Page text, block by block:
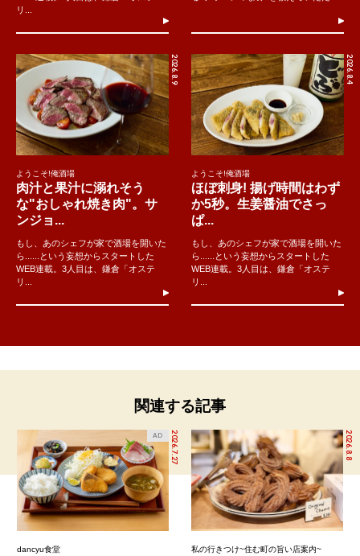
リ...
2026.8.9
ようこそ!俺酒場
肉汁と果汁に溺れそう
な"おしゃれ焼き肉"。サ
ンジョ...
もし、あのシェフが家で酒場を開いた
ら......という妄想からスタートした
WEB連載。3人目は、鎌倉「オステ
リ...
2026.8.4
ようこそ!俺酒場
ほぼ刺身! 揚げ時間はわず
か5秒。生姜醤油でさっ
ぱ...
もし、あのシェフが家で酒場を開いた
ら......という妄想からスタートした
WEB連載。3人目は、鎌倉「オステ
リ...
関連する記事
2026.7.27
AD
dancyu食堂
2026.8.8
私の行きつけ~住む町の旨い店案内~